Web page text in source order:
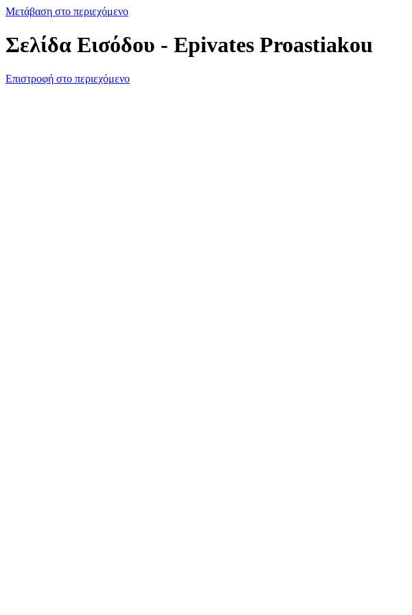
Μετάβαση στο περιεχόμενο
Σελίδα Εισόδου - Epivates Proastiakou
Επιστροφή στο περιεχόμενο